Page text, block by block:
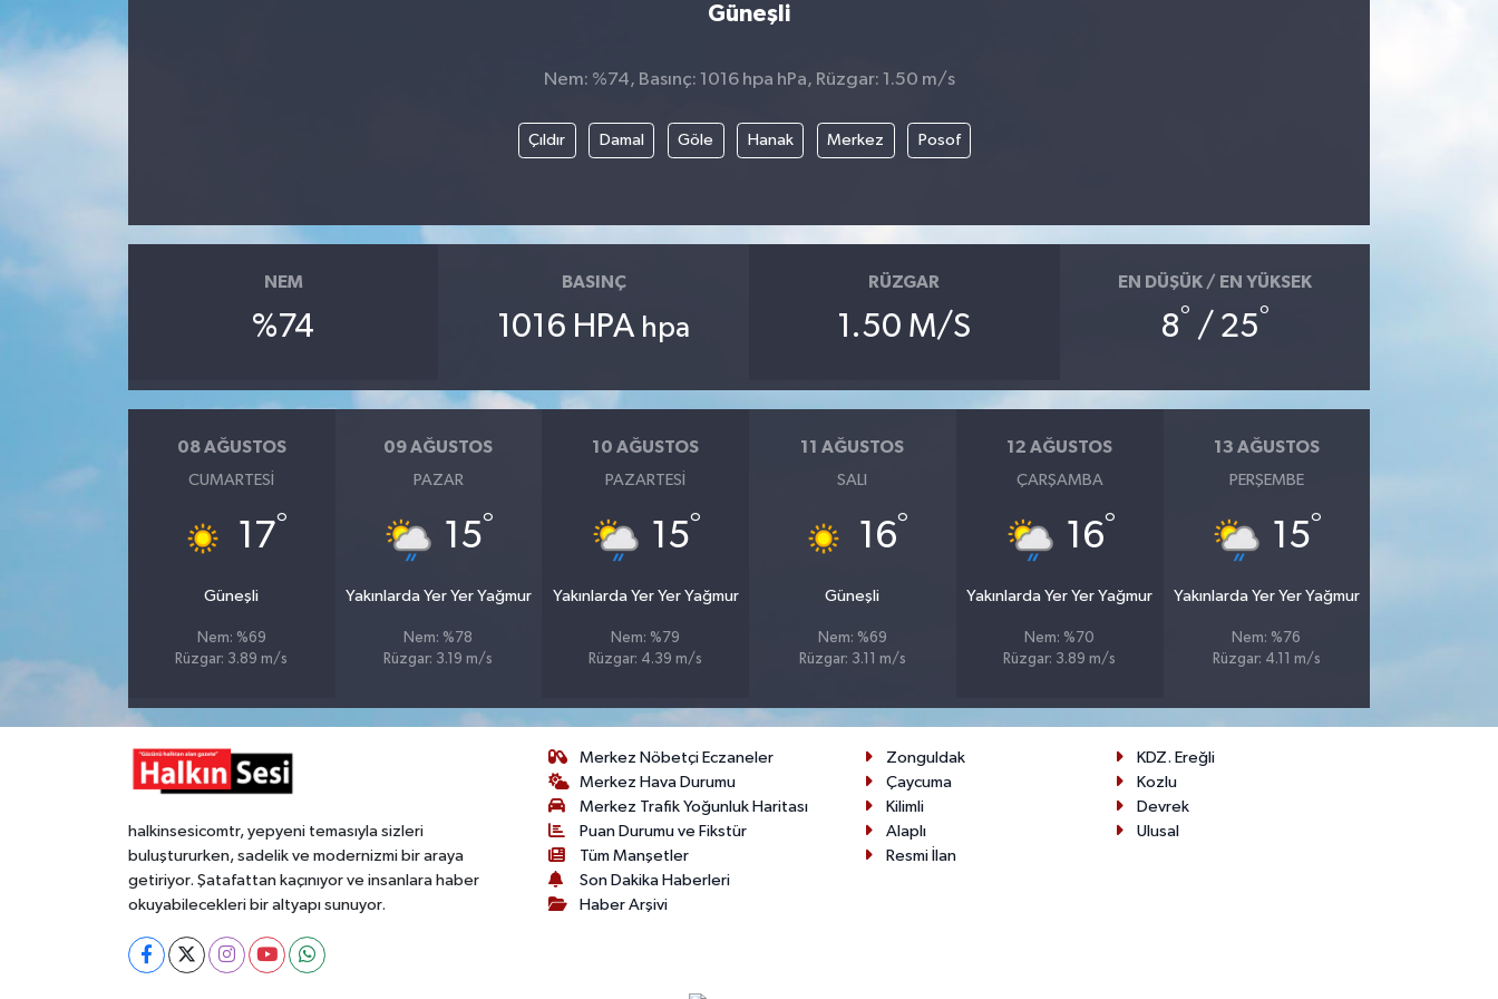
Güneşli
Nem: %74, Basınç: 1016 hpa hPa, Rüzgar: 1.50 m/s
Çıldır Damal Göle Hanak Merkez Posof
NEM
%74
BASINÇ
1016 HPA hpa
RÜZGAR
1.50 M/S
EN DÜŞÜK / EN YÜKSEK
8° / 25°
08 AĞUSTOS
CUMARTESI
17°
Güneşli
Nem: %69
Rüzgar: 3.89 m/s
09 AĞUSTOS
PAZAR
15°
Yakınlarda Yer Yer Yağmur
Nem: %78
Rüzgar: 3.19 m/s
10 AĞUSTOS
PAZARTESI
15°
Yakınlarda Yer Yer Yağmur
Nem: %79
Rüzgar: 4.39 m/s
11 AĞUSTOS
SALI
16°
Güneşli
Nem: %69
Rüzgar: 3.11 m/s
12 AĞUSTOS
ÇARŞAMBA
16°
Yakınlarda Yer Yer Yağmur
Nem: %70
Rüzgar: 3.89 m/s
13 AĞUSTOS
PERŞEMBE
15°
Yakınlarda Yer Yer Yağmur
Nem: %76
Rüzgar: 4.11 m/s
halkinsesicomtr, yepyeni temasıyla sizleri
buluştururken, sadelik ve modernizmi bir araya
getiriyor. Şatafattan kaçınıyor ve insanlara haber
okuyabilecekleri bir altyapı sunuyor.
Merkez Nöbetçi Eczaneler
Merkez Hava Durumu
Merkez Trafik Yoğunluk Haritası
Puan Durumu ve Fikstür
Tüm Manşetler
Son Dakika Haberleri
Haber Arşivi
Zonguldak
KDZ. Ereğli
Çaycuma
Kozlu
Kilimli
Devrek
Alaplı
Ulusal
Resmi İlan
Devrek
İş ilanı
Kültür - Sanat
MAGAZİN
Politika
Resmi İlan